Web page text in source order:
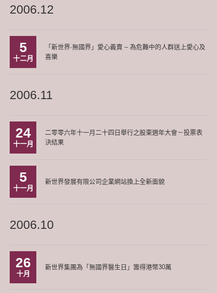
2006.12
5
十二月
「新世界·無國界」愛心義賣 – 為危難中的人群送上愛心及
喜樂
2006.11
24
十一月
二零零六年十一月二十四日舉行之股東週年大會－投票表
決結果
5
十一月
新世界發展有限公司企業網站換上全新面貌
2006.10
26
十月
新世界集團為「無國界醫生日」籌得港幣30萬